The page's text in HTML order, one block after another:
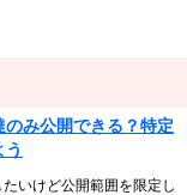
み公開できる？特定
いけど公開範囲を限定し